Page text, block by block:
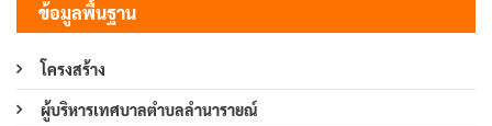
ข้อมูลพื้นฐาน
โครงสร้าง
ผู้บริหารเทศบาลตำบลลำนารายณ์